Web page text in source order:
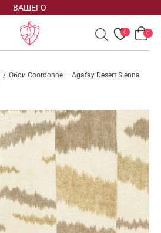
ВАШЕГО
0 0
/ Обои Coordonne — Agafay Desert Sienna